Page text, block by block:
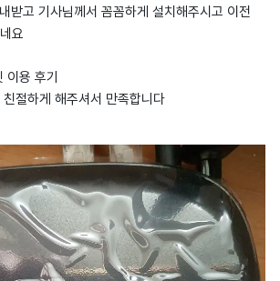
받고 기사님께서 꼼꼼하게 설치해주시고 이전
요
용 후기
절하게 해주셔서 만족합니다